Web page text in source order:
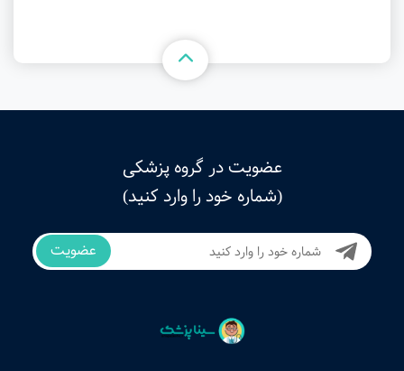
عضویت در گروه پزشکی
(شماره خود را وارد کنید)
عضویت